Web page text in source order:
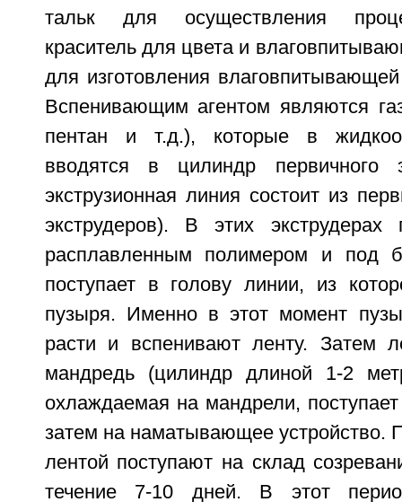
тальк для осуществления
краситель для цвета и
для изготовления
Вспенивающим агентом являются
пентан и т.д.), которые в
вводятся в цилиндр первичного
экструзионная линия состоит из
экструдеров). В этих
расплавленным полимером и под
поступает в голову линии, из
пузыря. Именно в этот момент
расти и вспенивают ленту. Затем
мандредь (цилиндр длиной 1-2
охлаждаемая на мандрели,
затем на наматывающее устройство.
лентой поступают на склад
течение 7-10 дней. В этот